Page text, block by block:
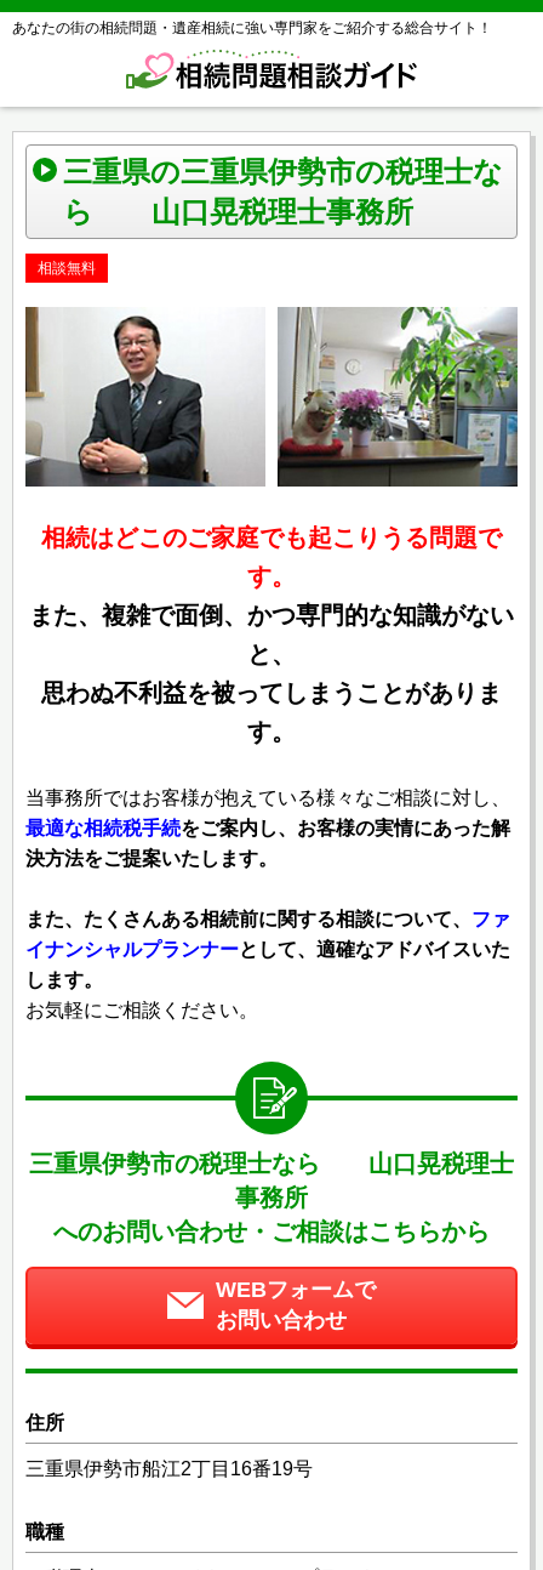
あなたの街の相続問題・遺産相続に強い専門家をご紹介する総合サイト！
三重県の三重県伊勢市の税理士な
ら 山口晃税理士事務所
相談無料
相続はどこのご家庭でも起こりうる問題で
す。
また、複雑で面倒、かつ専門的な知識がない
と、
思わぬ不利益を被ってしまうことがありま
す。
当事務所ではお客様が抱えている様々なご相談に対し、
最適な相続税手続をご案内し、お客様の実情にあった解
決方法をご提案いたします。
また、たくさんある相続前に関する相談について、 ファ
イナンシャルプランナーとして、適確なアドバイスいた
します。
お気軽にご相談ください。
三重県伊勢市の税理士なら 山口晃税理士
事務所
へのお問い合わせ・ご相談はこちらから
WEBフォームで
お問い合わせ
住所
三重県伊勢市船江2丁目16番19号
職種